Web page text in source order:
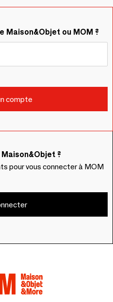
Maison&Objet ou MOM ?
?
pour vous connecter à MOM